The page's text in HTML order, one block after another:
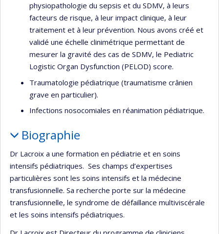
physiopathologie du sepsis et du SDMV, à leurs
facteurs de risque, à leur impact clinique, à leur
traitement et à leur prévention. Nous avons créé et
validé une échelle clinimétrique permettant de
mesurer la gravité des cas de SDMV, le Pediatric
Logistic Organ Dysfunction (PELOD) score.
Traumatologie pédiatrique (traumatisme crânien
grave en particulier).
Infections nosocomiales en réanimation pédiatrique.
Biographie
Dr Lacroix a une formation en pédiatrie et en soins
intensifs pédiatriques. Ses champs d’expertises
particulières sont les soins intensifs et la médecine
transfusionnelle. Sa recherche porte sur la médecine
transfusionnelle, le syndrome de défaillance multiviscérale
et les soins intensifs pédiatriques.